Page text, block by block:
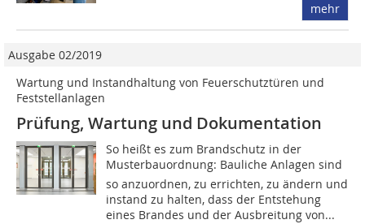
mehr
Ausgabe 02/2019
Wartung und Instandhaltung von Feuerschutztüren und
Feststellanlagen
Prüfung, Wartung und Dokumentation
So heißt es zum Brandschutz in der
Musterbauordnung: Bauliche Anlagen sind
so anzuordnen, zu errichten, zu ändern und
instand zu halten, dass der Entstehung
eines Brandes und der Ausbreitung von...